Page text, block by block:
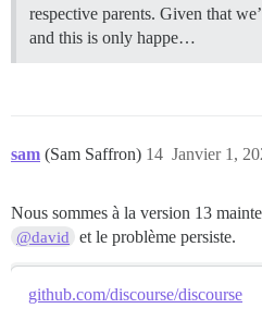
respective parents. Given that
and this is only happe…
sam (Sam Saffron) Janvier 1,
14
Nous sommes à la version 13
@david et le problème persiste.
github.com/discourse/discourse